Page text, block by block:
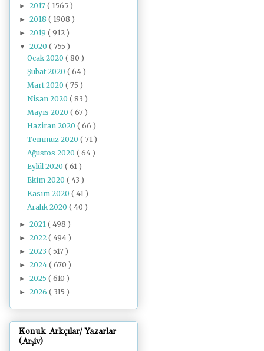
► 2017 ( 1565 )
► 2018 ( 1908 )
► 2019 ( 912 )
▼ 2020 ( 755 )
Ocak 2020( 80 )
Şubat 2020( 64 )
Mart 2020( 75 )
Nisan 2020( 83 )
Mayıs 2020( 67 )
Haziran 2020( 66 )
Temmuz 2020( 71 )
Ağustos 2020( 64 )
Eylül 2020( 61 )
Ekim 2020( 43 )
Kasım 2020( 41 )
Aralık 2020( 40 )
► 2021 ( 498 )
► 2022 ( 494 )
► 2023 ( 517 )
► 2024 ( 670 )
► 2025 ( 610 )
► 2026 ( 315 )
Konuk Arkçılar/ Yazarlar
(Arşiv)